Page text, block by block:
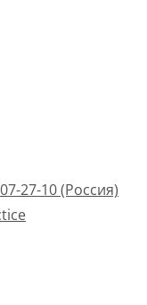
27-10 (Россия)